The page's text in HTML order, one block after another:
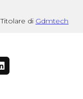
Titolare di Gdmtech